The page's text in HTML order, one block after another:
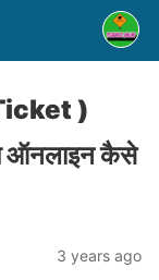
)
ऑनलाइन कैसे
3 years ago